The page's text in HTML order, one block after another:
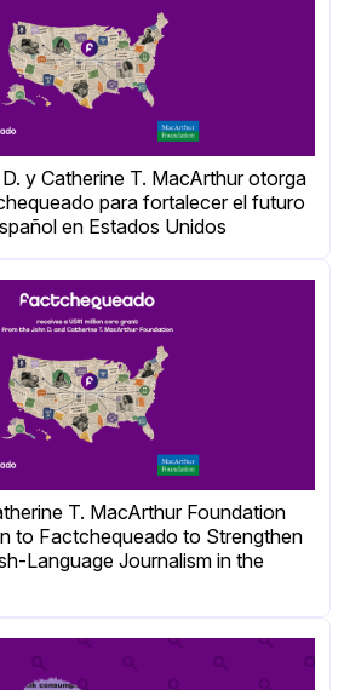
y Catherine T. MacArthur otorga
para fortalecer el futuro
en Estados Unidos
T. MacArthur Foundation
to Factchequeado to Strengthen
Language Journalism in the